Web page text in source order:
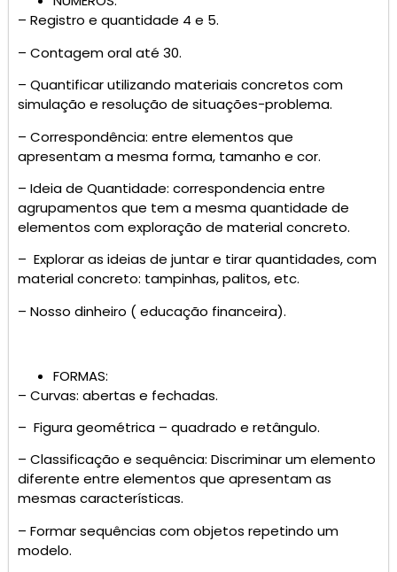
– Registro e quantidade 4 e 5.
– Contagem oral até 30.
– Quantificar utilizando materiais concretos com
simulação e resolução de situações-problema.
– Correspondência: entre elementos que
apresentam a mesma forma, tamanho e cor.
– Ideia de Quantidade: correspondencia entre
agrupamentos que tem a mesma quantidade de
elementos com exploração de material concreto.
– Explorar as ideias de juntar e tirar quantidades, com
material concreto: tampinhas, palitos, etc.
– Nosso dinheiro ( educação financeira).
FORMAS:
– Curvas: abertas e fechadas.
– Figura geométrica – quadrado e retângulo.
– Classificação e sequência: Discriminar um elemento
diferente entre elementos que apresentam as
mesmas características.
– Formar sequências com objetos repetindo um
modelo.